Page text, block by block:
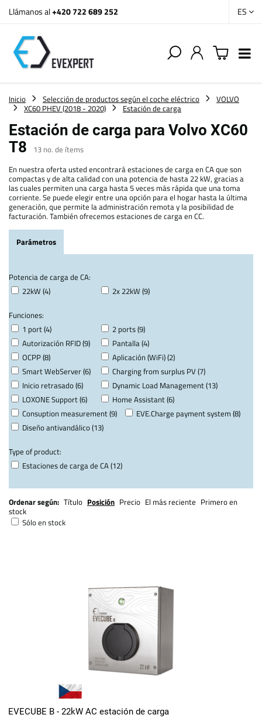
Llámanos al+420 722 689 252 ES
Inicio Selección de productos según el coche eléctrico
VOLVO
XC60 PHEV (2018 - 2020)
Estación de carga
Estación de carga para Volvo XC60
T8
13 no. de ítems
En nuestra oferta usted encontrará estaciones de carga en CA que son
compactas y de alta calidad con una potencia de hasta 22 kW, gracias a
las cuales permiten una carga hasta 5 veces más rápida que una toma
corriente. Se puede elegir entre una opción para el hogar hasta la última
generación, que permite la administración remota y la posibilidad de
facturación. También ofrecemos estaciones de carga en CC.
Parámetros
Potencia de carga de CA:
22kW (4)
2x 22kW (9)
Funciones:
1 port (4)
2 ports (9)
Autorización RFID (9)
Pantalla (4)
OCPP (8)
Aplicación (WiFi) (2)
Smart WebServer (6)
Charging from surplus PV (7)
Inicio retrasado (6)
Dynamic Load Management (13)
LOXONE Support (6)
Home Assistant (6)
Consuption measurement (9)
EVE.Charge payment system (8)
Diseño antivandálico (13)
Type of product:
Estaciones de carga de CA (12)
Ordenar según: Título Posición Precio El más reciente Primero en
stock
Sólo en stock
EVECUBE B - 22kW AC estación de carga